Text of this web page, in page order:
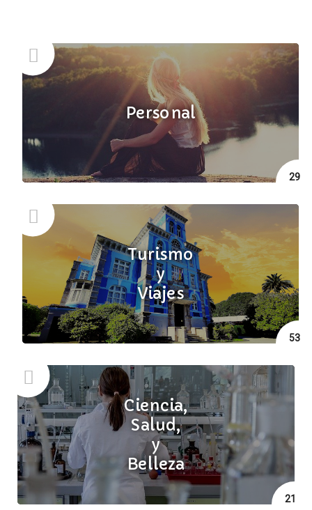
NATURALEZA PERSONAL TURISMO Y VIAJES
VIDEOJUEGOS
29
Personal
53
Turismo
y
Viajes
21
Ciencia,
Salud,
y
Belleza